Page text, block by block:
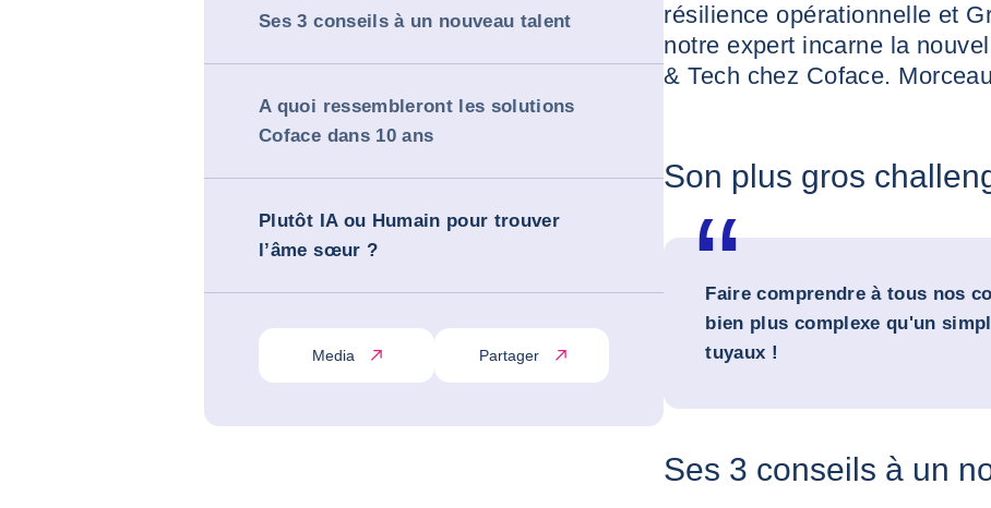
Ses 3 conseils à un nouveau talent
A quoi ressembleront les solutions
Coface dans 10 ans
Plutôt IA ou Humain pour trouver
l’âme sœur ?
Media Partager
résilience opérationnelle et
notre expert incarne la
& Tech chez Coface.
Son plus gros
Faire comprendre à tous nos
bien plus complexe qu'un
tuyaux !
Ses 3 conseils à un